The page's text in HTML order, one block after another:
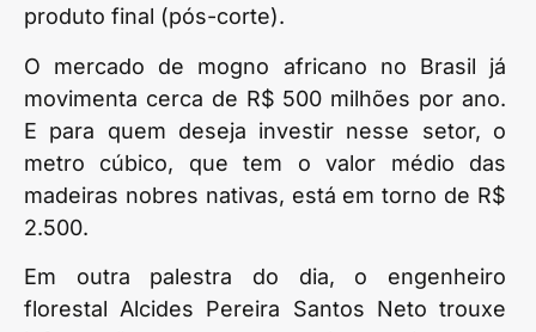
produto final (pós-corte).
O mercado de mogno africano no Brasil já
movimenta cerca de R$ 500 milhões por ano.
E para quem deseja investir nesse setor, o
metro cúbico, que tem o valor médio das
madeiras nobres nativas, está em torno de R$
2.500.
Em outra palestra do dia, o engenheiro
florestal Alcides Pereira Santos Neto trouxe